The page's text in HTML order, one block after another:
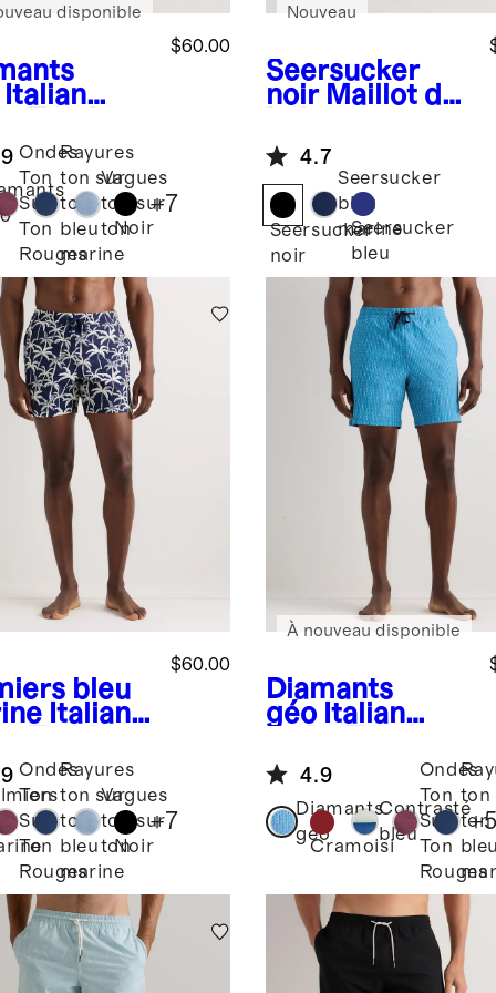
Italian
$60.00
disponible
Ondes
Ton
Sur
Ton
Rouges
Rayures
ton sur
ton
bleu
marine
Vagues
ton sur
ton
Noir
+7
Seersucker
noir Maillot de
seersucker
pour hommes
Nouveau
4.7
Seersucker
noir
Seersucker
bleu
marine
Seersucker
bleu
bleu
Italian
$60.00
Ondes
Ton
Sur
Ton
Rouges
Rayures
ton sur
ton
bleu
marine
Vagues
ton sur
ton
Noir
+7
Diamants
géo Italian
7"
À nouveau disponible
4.9
Diamants
géo
Cramoisi
Contrasté
bleu
Ondes
Ton
Sur
Ton
Rouges
ton
ton
+